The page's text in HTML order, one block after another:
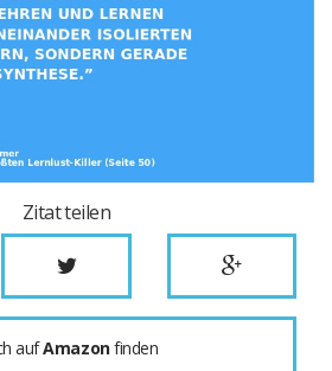
Zitat teilen
aufAmazonfinden